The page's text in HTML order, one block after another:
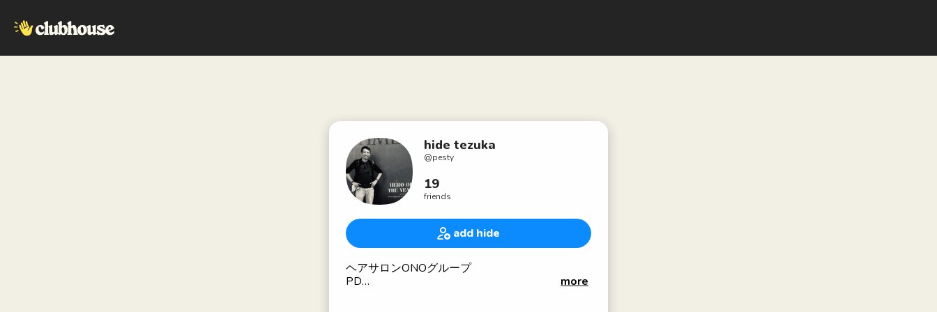
hide tezuka
@pesty
19
friends
add hide
ヘアサロンONOグループ
PD
more